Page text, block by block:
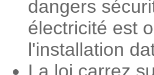
dangers
électricité est
l'installation